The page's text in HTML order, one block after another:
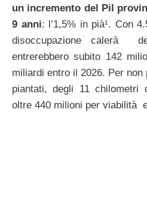
un incremento del Pil
9 anni: l’1,5% in pià¹. Con
disoccupazione calerà
entrerebbero subito 142
miliardi entro il 2026. Per
piantati, degli 11
oltre 440 milioni per viabilità